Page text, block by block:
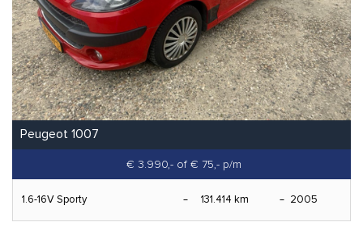
Peugeot 1007
€ 3.990,- of € 75,- p/m
1.6-16V Sporty 131.414 km 2005